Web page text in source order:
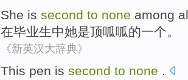
She is second to none among
在毕业生中她是顶呱呱的一个。
《新英汉大辞典》
This pen is second to none .